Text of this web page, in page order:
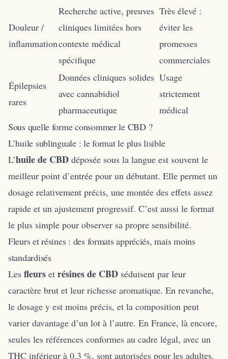
Douleur /
inflammation
Recherche active, preuves
cliniques limitées hors
contexte médical
spécifique
Très élevé :
éviter les
promesses
commerciales
Épilepsies
rares
Données cliniques solides
avec cannabidiol
pharmaceutique
Usage
strictement
médical
Sous quelle forme consommer le CBD ?
L’huile sublinguale : le format le plus lisible
L’huile de CBD déposée sous la langue est souvent le
meilleur point d’entrée pour un débutant. Elle permet un
dosage relativement précis, une montée des effets assez
rapide et un ajustement progressif. C’est aussi le format
le plus simple pour observer sa propre sensibilité.
Fleurs et résines : des formats appréciés, mais moins
standardisés
Les fleurs et résines de CBD séduisent par leur
caractère brut et leur richesse aromatique. En revanche,
le dosage y est moins précis, et la composition peut
varier davantage d’un lot à l’autre. En France, là encore,
seules les références conformes au cadre légal, avec un
THC inférieur à 0,3 %, sont autorisées pour les adultes.